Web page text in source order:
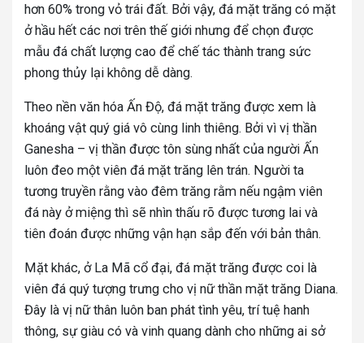
hơn 60% trong vỏ trái đất. Bởi vậy, đá mặt trăng có mặt
ở hầu hết các nơi trên thế giới nhưng để chọn được
mẫu đá chất lượng cao để chế tác thành trang sức
phong thủy lại không dễ dàng.
Theo nền văn hóa Ấn Độ, đá mặt trăng được xem là
khoáng vật quý giá vô cùng linh thiêng. Bởi vì vị thần
Ganesha – vị thần được tôn sùng nhất của người Ấn
luôn đeo một viên đá mặt trăng lên trán. Người ta
tương truyền rằng vào đêm trăng rằm nếu ngậm viên
đá này ở miệng thì sẽ nhìn thấu rõ được tương lai và
tiên đoán được những vận hạn sắp đến với bản thân.
Mặt khác, ở La Mã cổ đại, đá mặt trăng được coi là
viên đá quý tượng trưng cho vị nữ thần mặt trăng Diana.
Đây là vị nữ thân luôn ban phát tình yêu, trí tuệ hanh
thông, sự giàu có và vinh quang dành cho những ai sở